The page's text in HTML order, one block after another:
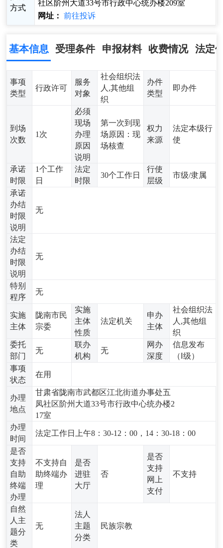
方式
社区阶州大道33号市行政中心统办楼209室
网址： 前往投诉
基本信息 受理条件 申报材料 收费情况 法定
事项
类型
行政许可
服务
对象
社会组织法
人,其他组
织
办件
类型
即办件
到场
次数
1次
必须
现场
办理
原因
说明
第一次到现
场原因：现
场核查
权力
来源
法定本级行
使
承诺
时限
1个工作
日
法定
时限
30个工作日
行使
层级
市级/隶属
承诺
办结
时限
说明
无
法定
办结
时限
说明
无
特别
程序
无
实施
主体
陇南市民
宗委
实施
主体
性质
法定机关
申办
主体
社会组织法
人,其他组
织
委托
部门
无
联办
机构
无
网办
深度
信息发布
（Ⅰ级）
事项
状态
在用
办理
地点
甘肃省陇南市武都区江北街道办事处五
凤社区阶州大道33号市行政中心统办楼2
17室
办理
时间
法定工作日上午8：30-12：00，14：30-18：00
是否
支持
自助
终端
办理
不支持自
助终端办
理
是否
进驻
大厅
否
是否
支持
网上
支付
不支持
自然
人主
题分
类
无
法人
主题
分类
民族宗教